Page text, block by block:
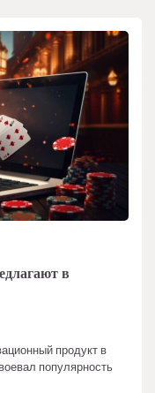
в
продукт в
популярность